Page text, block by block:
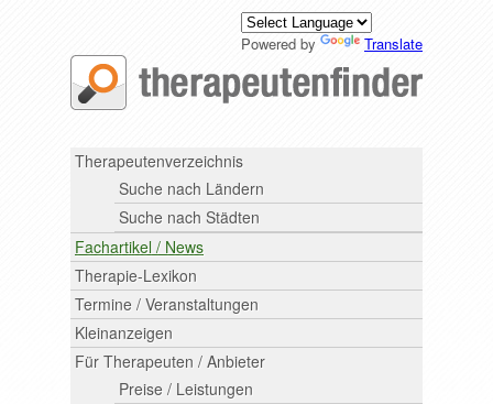
Powered by Translate
Therapeutenverzeichnis
Suche nach Ländern
Suche nach Städten
Fachartikel / News
Therapie-Lexikon
Termine / Veranstaltungen
Kleinanzeigen
Für Therapeuten / Anbieter
Preise / Leistungen